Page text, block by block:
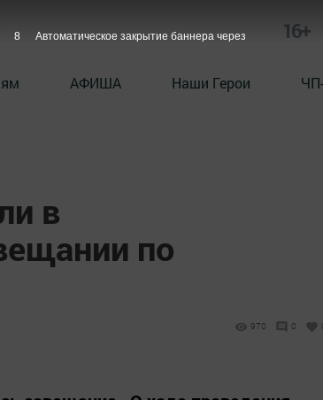
16+
АФИША Наши Герои
в
по
970 0
7 Автоматическое закрытие баннера через